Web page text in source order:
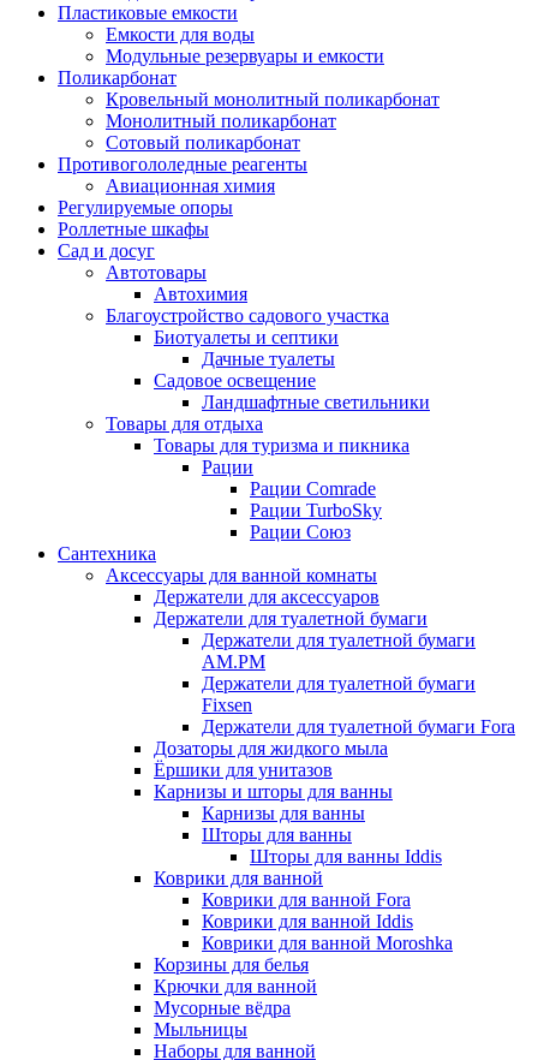
Пластиковые емкости
Емкости для воды
Модульные резервуары и емкости
Поликарбонат
Кровельный монолитный поликарбонат
Монолитный поликарбонат
Сотовый поликарбонат
Противогололедные реагенты
Авиационная химия
Регулируемые опоры
Роллетные шкафы
Сад и досуг
Автотовары
Автохимия
Благоустройство садового участка
Биотуалеты и септики
Дачные туалеты
Садовое освещение
Ландшафтные светильники
Товары для отдыха
Товары для туризма и пикника
Рации
Рации Comrade
Рации TurboSky
Рации Союз
Сантехника
Аксессуары для ванной комнаты
Держатели для аксессуаров
Держатели для туалетной бумаги
Держатели для туалетной бумаги
AM.PM
Держатели для туалетной бумаги
Fixsen
Держатели для туалетной бумаги Fora
Дозаторы для жидкого мыла
Ёршики для унитазов
Карнизы и шторы для ванны
Карнизы для ванны
Шторы для ванны
Шторы для ванны Iddis
Коврики для ванной
Коврики для ванной Fora
Коврики для ванной Iddis
Коврики для ванной Moroshka
Корзины для белья
Крючки для ванной
Мусорные вёдра
Мыльницы
Наборы для ванной